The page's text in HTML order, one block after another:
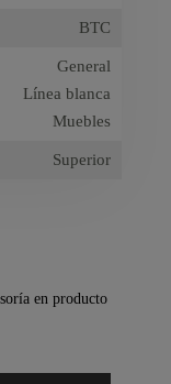
BTC
General
Línea blanca
Muebles
Superior
en producto